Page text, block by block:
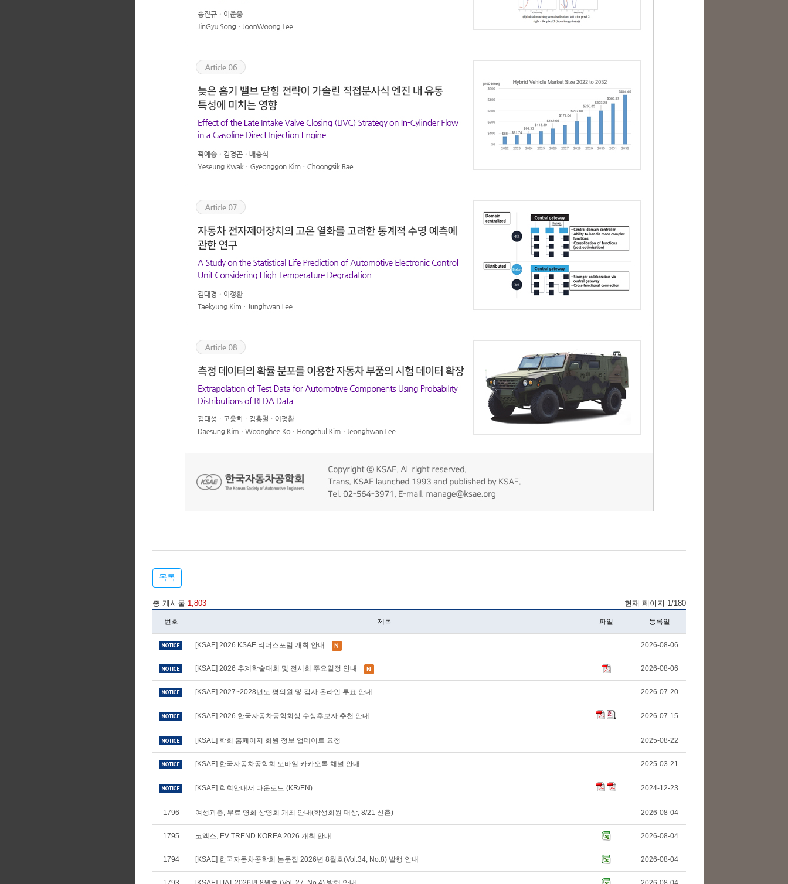
목록
총 게시물 1,803 현재 페이지 1/180
번호 제목 파일 등록일
[KSAE] 2026 KSAE 리더스포럼 개최 안내 2026-08-06
[KSAE] 2026 추계학술대회 및 전시회 주요일정 안내 2026-08-06
[KSAE] 2027~2028년도 평의원 및 감사 온라인 투표 안내 2026-07-20
[KSAE] 2026 한국자동차공학회상 수상후보자 추천 안내 2026-07-15
[KSAE] 학회 홈페이지 회원 정보 업데이트 요청 2025-08-22
[KSAE] 한국자동차공학회 모바일 카카오톡 채널 안내 2025-03-21
[KSAE] 학회안내서 다운로드 (KR/EN) 2024-12-23
1796 여성과총, 무료 영화 상영회 개최 안내(학생회원 대상, 8/21 신촌) 2026-08-04
1795 코엑스, EV TREND KOREA 2026 개최 안내 2026-08-04
1794 [KSAE] 한국자동차공학회 논문집 2026년 8월호(Vol.34, No.8) 발행 안내 2026-08-04